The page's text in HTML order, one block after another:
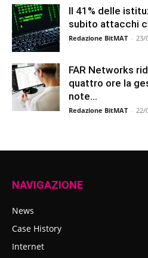
Il 41% delle
subito attacchi
Redazione BitMAT - 23/
FAR Networks
quattro ore la
note...
Redazione BitMAT - 22/
NAVIGAZIONE
News
Case History
Internet